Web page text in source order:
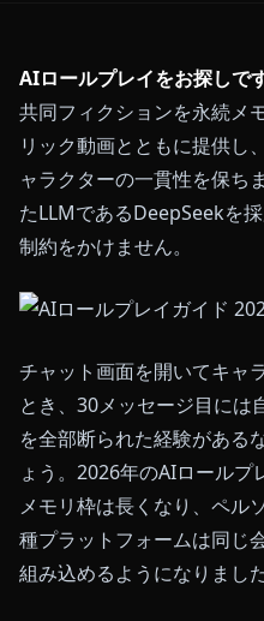
AIロールプレイをお探しで
共同フィクションを永続メ
リック動画とともに提供し
ャラクターの一貫性を保ち
たLLMであるDeepSeekを
制約をかけません。
チャット画面を開いてキャ
とき、30メッセージ目には
を全部断られた経験がある
ょう。2026年のAIロールプ
メモリ枠は長くなり、ペル
種プラットフォームは同じ
組み込めるようになりました